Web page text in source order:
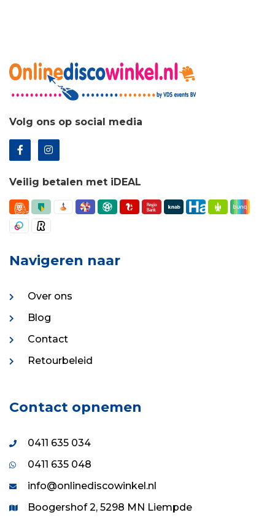
Volg ons op social media
Veilig betalen met iDEAL
Navigeren naar
Over ons
Blog
Contact
Retourbeleid
Contact opnemen
0411 635 034
0411 635 048
info@onlinediscowinkel.nl
Boogershof 2, 5298 MN Liempde